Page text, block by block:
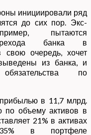
инициировали ряд
до сих пор. Экс-
пытаются
банка в
свою очередь, хочет
из банка, и
по
в 11,7 млрд.
по объему активов в
21% в активах
в портфеле